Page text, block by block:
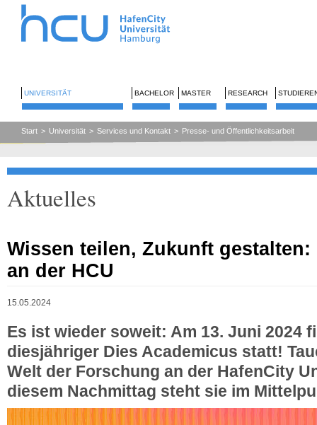
UNIVERSITÄT BACHELOR MASTER RESEARCH
Start > Universität > Services und Kontakt > Presse- und Öffentlichkeitsarbeit
Aktuelles
Wissen teilen, Zukunft
an der HCU
15.05.2024
Es ist wieder soweit: Am 13. Juni 2024
diesjähriger Dies Academicus statt!
Welt der Forschung an der HafenCity
diesem Nachmittag steht sie im